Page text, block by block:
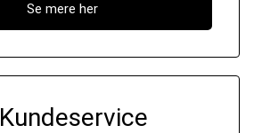
Se mere her
Kundeservice